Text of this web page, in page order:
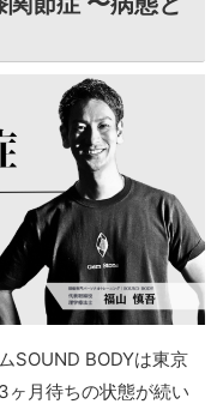
SOUND BODYは東京
ヶ月待ちの状態が続い